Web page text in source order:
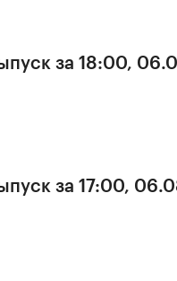
за 18:00,
за 17:00,